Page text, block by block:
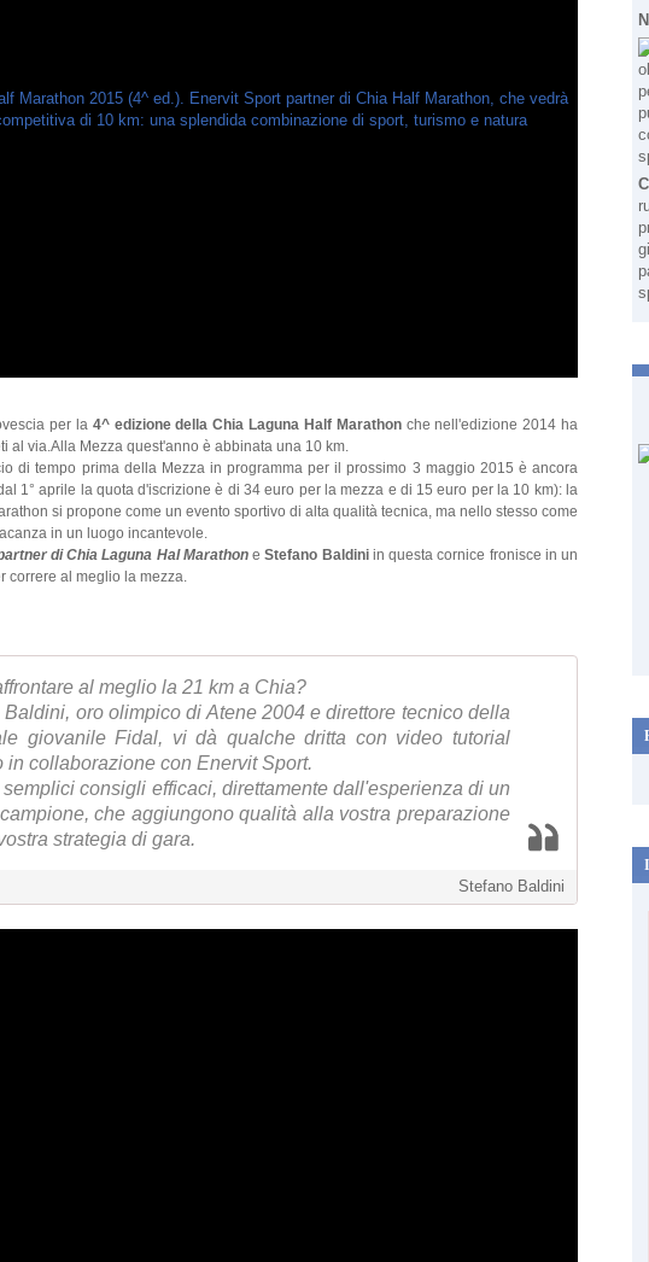
per la 4^ edizione della Chia Laguna Half Marathonche nell'edizione 2014 ha
al via.Alla Mezza quest'anno è abbinata una 10 km.
di tempo prima della Mezza in programma per il prossimo 3 maggio 2015 è ancora
1° aprile la quota d'iscrizione è di 34 euro per la mezza e di 15 euro per la 10 km): la
si propone come un evento sportivo di alta qualità tecnica, ma nello stesso come
in un luogo incantevole.
di Chia Laguna Hal MarathoneStefano Baldini in questa cornice fronisce in un
correre al meglio la mezza.
al meglio la 21 km a Chia?
Baldini, oro olimpico di Atene 2004 e direttore tecnico della
giovanile Fidal, vi dà qualche dritta con video tutorial
in collaborazione con Enervit Sport.
consigli efficaci, direttamente dall'esperienza di un
che aggiungono qualità alla vostra preparazione
strategia di gara.
Stefano Baldini